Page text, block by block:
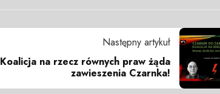
Następny artykuł
Koalicja na rzecz równych praw żąda
zawieszenia Czarnka!